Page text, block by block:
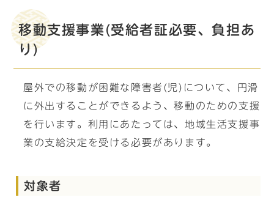
移動支援事業(受給者証必要、負担あ
り)
屋外での移動が困難な障害者(児)について、円滑
に外出することができるよう、移動のための支援
を行います。利用にあたっては、地域生活支援事
業の支給決定を受ける必要があります。
対象者